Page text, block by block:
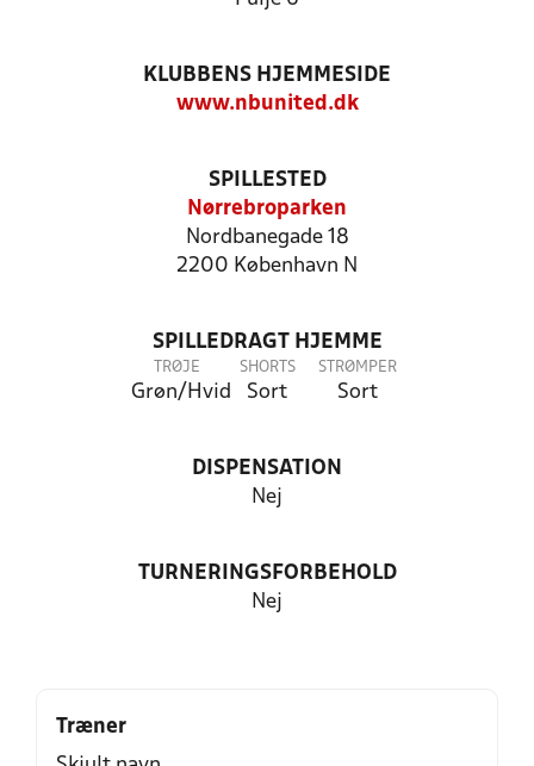
KLUBBENS HJEMMESIDE
www.nbunited.dk
SPILLESTED
Nørrebroparken
Nordbanegade 18
2200 København N
SPILLEDRAGT HJEMME
TRØJE
Grøn/Hvid
SHORTS
Sort
STRØMPER
Sort
DISPENSATION
Nej
TURNERINGSFORBEHOLD
Nej
Træner